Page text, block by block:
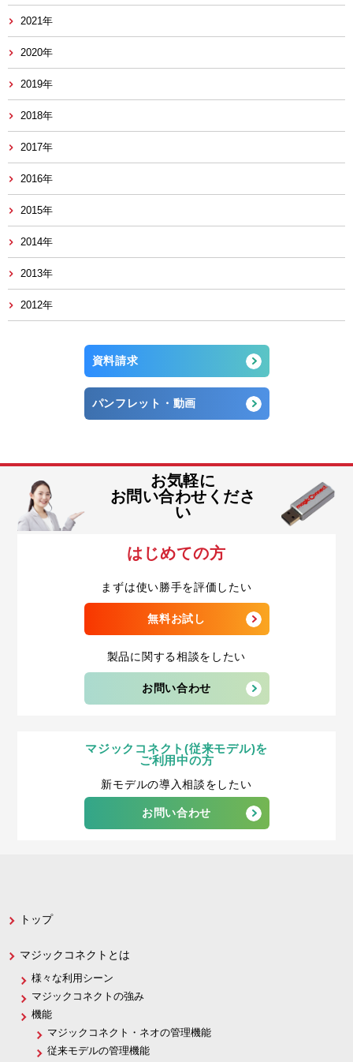
2021年
2020年
2019年
2018年
2017年
2016年
2015年
2014年
2013年
2012年
資料請求
パンフレット・動画
お気軽に
お問い合わせくださ
い
はじめての方
まずは使い勝手を評価したい
無料お試し
製品に関する相談をしたい
お問い合わせ
マジックコネクト(従来モデル)を
ご利用中の方
新モデルの導入相談をしたい
お問い合わせ
トップ
マジックコネクトとは
様々な利用シーン
マジックコネクトの強み
機能
マジックコネクト・ネオの管理機能
従来モデルの管理機能